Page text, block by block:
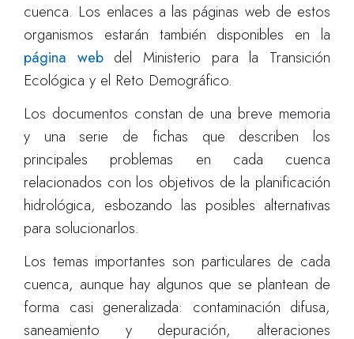
cuenca. Los enlaces a las páginas web de estos
organismos estarán también disponibles en la
página webdel Ministerio para la Transición
Ecológica y el Reto Demográfico.
Los documentos constan de una breve memoria
y una serie de fichas que describen los
principales problemas en cada cuenca
relacionados con los objetivos de la planificación
hidrológica, esbozando las posibles alternativas
para solucionarlos.
Los temas importantes son particulares de cada
cuenca, aunque hay algunos que se plantean de
forma casi generalizada: contaminación difusa,
saneamiento y depuración, alteraciones